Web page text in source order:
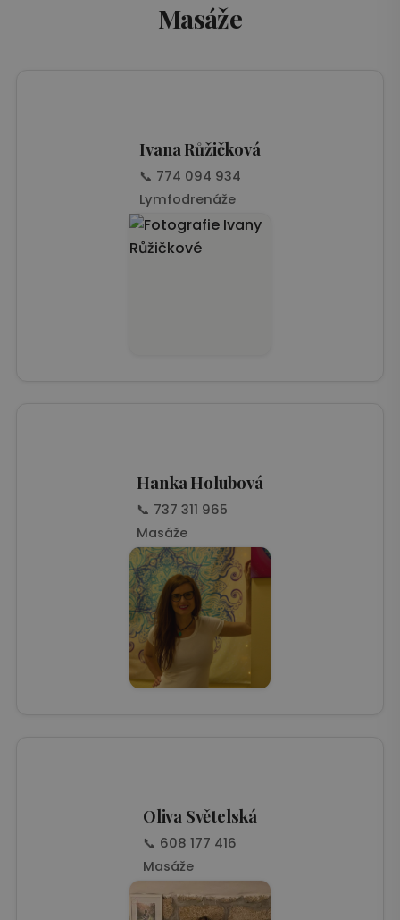
Masáže
Ivana Růžičková
📞 774 094 934
Lymfodrenáže
Hanka Holubová
📞 737 311 965
Masáže
Oliva Světelská
📞 608 177 416
Masáže